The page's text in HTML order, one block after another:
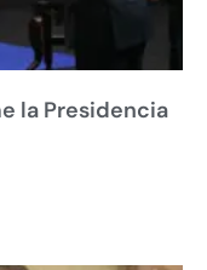
la Presidencia